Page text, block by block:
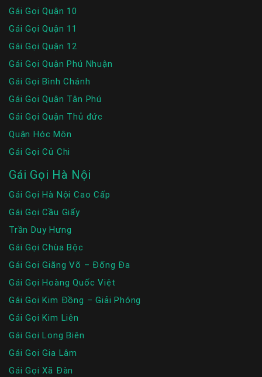
Gái Gọi Quận 10
Gái Gọi Quận 11
Gái Gọi Quận 12
Gái Gọi Quận Phú Nhuận
Gái Gọi Bình Chánh
Gái Gọi Quận Tân Phú
Gái Gọi Quận Thủ đức
Quận Hóc Môn
Gái Gọi Củ Chi
Gái Gọi Hà Nội
Gái Gọi Hà Nội Cao Cấp
Gái Gọi Cầu Giấy
Trần Duy Hưng
Gái Gọi Chùa Bộc
Gái Gọi Giãng Võ – Đống Đa
Gái Gọi Hoàng Quốc Việt
Gái Gọi Kim Đồng – Giải Phóng
Gái Gọi Kim Liên
Gái Gọi Long Biên
Gái Gọi Gia Lâm
Gái Gọi Xã Đàn